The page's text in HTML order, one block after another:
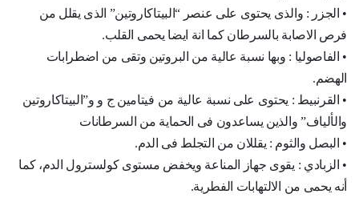
• الجزر : والذى يحتوى على عنصر “البيتاكاروتين” الذى يقلل من
فرص الاصابة بالسرطان كما انة ايضا يحمى القلب.
• الفاصوليا : وبها نسبة عالية من البروتين وتقى من اضطرابات
الهضم.
• القرنبيط : يحتوى على نسبة عالية من فيتامين ج و و”البيتاكاروتين
والألياف” والذين يساعدون فى الحماية من السرطانات
• البصل والثوم : يقللان من التجلط فى الدم.
• الزبادي : يقوى جهاز المناعة ويخفض مستوى كولسترول الدم، كما
أنه يحمى من الالتهابات الفطرية.